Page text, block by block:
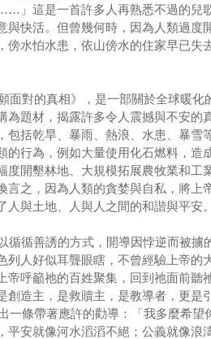
」這是一首許多人再熟悉不過的兒
與快活。但曾幾何時，因為人類過度
傍水怕水患，依山傍水的住家早已失
面對的真相》，是一部關於全球暖化
為題材，揭露許多令人震撼與不安的
包括乾旱、暴雨、熱浪、水患、暴雪
的行為，例如大量使用化石燃料，造
度開墾林地、大規模拓展農牧業和工
言之，因為人類的貪婪與自私，將上
與土地、人與人之間的和諧與平安。
循循善誘的方式，開導因悖逆而被擄
列人好似耳聾眼瞎，不曾經驗上帝的
帝呼籲祂的百姓聚集，回到祂面前聽
創造主，是救贖主，是教導者，更是
一條帶著應許的勸導：「我多麼希望
平安就像河水滔滔不絕；公義就像浪